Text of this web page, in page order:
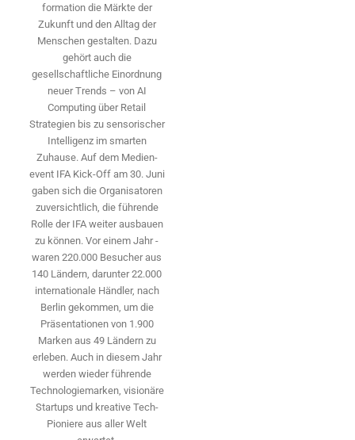
formation die Märkte der
Zukunft und den Alltag der
Menschen gestalten. Dazu
gehört auch die
gesellschaftliche Einordnung
neuer Trends – von AI
Computing über Retail
Strategien bis zu sensorischer
Intelligenz im smarten
Zuhause. Auf dem Medien­
event IFA Kick-Off am 30. Juni
gaben sich die Organisatoren
zuversichtlich, die führende
Rolle der IFA weiter ausbauen
zu können. Vor einem Jahr ­
waren 220.000 Besucher aus
140 ­Ländern, ­darunter 22.000
internationale Händler, nach
Berlin gekommen, um die
Präsen­tationen von 1.900
Marken aus 49 Ländern zu
erleben. Auch in diesem Jahr
werden wieder führende
Technologiemarken, visionäre
Startups und ­kreative Tech-
Pioniere aus aller Welt